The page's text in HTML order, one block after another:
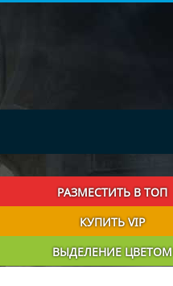
РАЗМЕСТИТЬ В ТОП
КУПИТЬ VIP
ВЫДЕЛЕНИЕ ЦВЕТОМ